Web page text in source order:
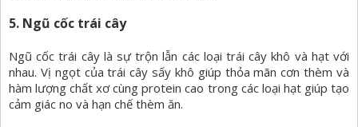
5. Ngũ cốc trái cây
Ngũ cốc trái cây là sự trộn lẫn các loại trái cây khô và hạt với
nhau. Vị ngọt của trái cây sấy khô giúp thỏa mãn cơn thèm và
hàm lượng chất xơ cùng protein cao trong các loại hạt giúp tạo
cảm giác no và hạn chế thèm ăn.